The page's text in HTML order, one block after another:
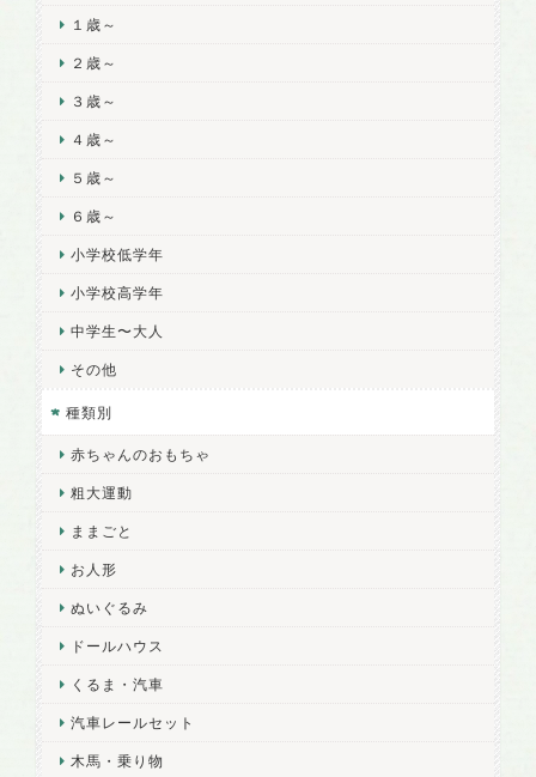
１歳～
２歳～
３歳～
４歳～
５歳～
６歳～
小学校低学年
小学校高学年
中学生〜大人
その他
種類別
赤ちゃんのおもちゃ
粗大運動
ままごと
お人形
ぬいぐるみ
ドールハウス
くるま・汽車
汽車レールセット
木馬・乗り物